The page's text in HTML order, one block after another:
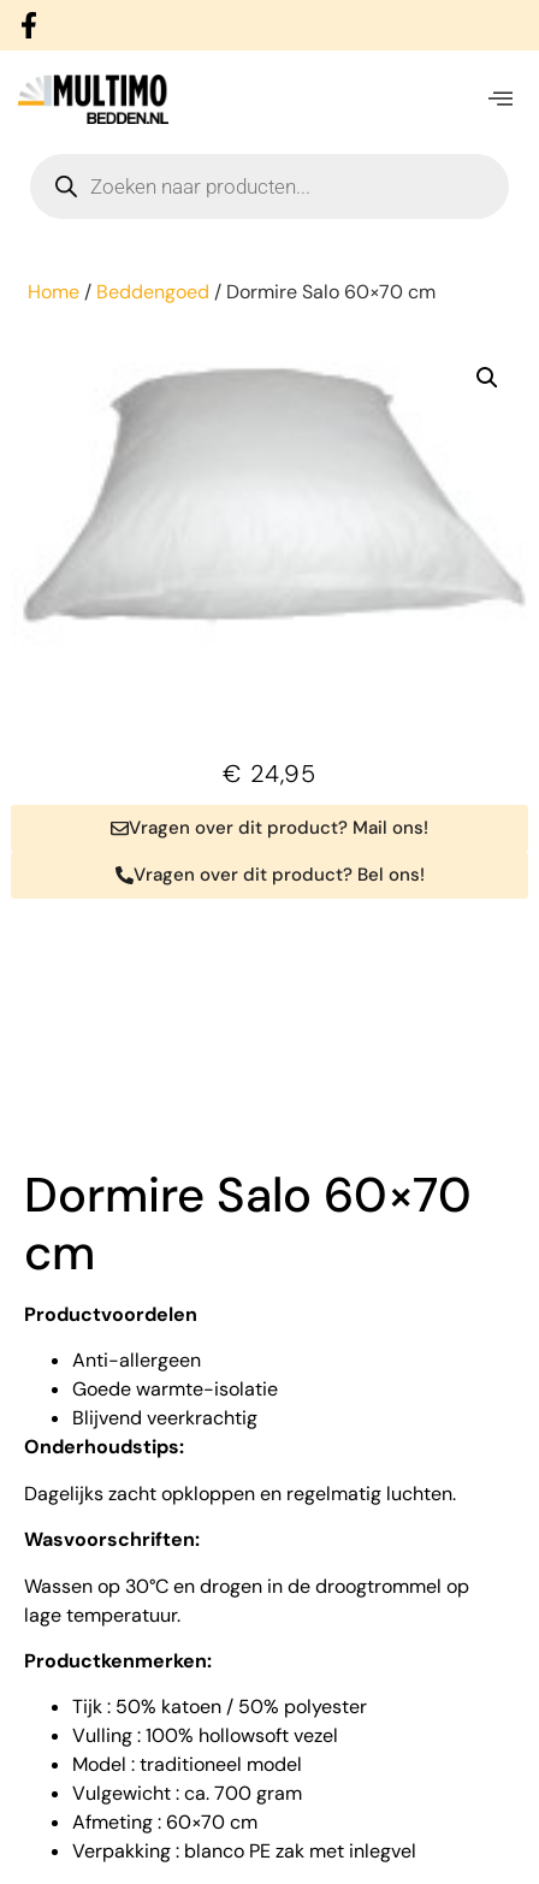
Home/ Beddengoed / Dormire Salo 60×70 cm
€ 24,95
Vragen over dit product? Mail ons!
Vragen over dit product? Bel ons!
Dormire Salo 60×70
cm
Productvoordelen
Anti-allergeen
Goede warmte-isolatie
Blijvend veerkrachtig
Onderhoudstips:
Dagelijks zacht opkloppen en regelmatig luchten.
Wasvoorschriften:
Wassen op 30°C en drogen in de droogtrommel op
lage temperatuur.
Productkenmerken:
Tijk : 50% katoen / 50% polyester
Vulling : 100% hollowsoft vezel
Model : traditioneel model
Vulgewicht : ca. 700 gram
Afmeting : 60×70 cm
Verpakking : blanco PE zak met inlegvel